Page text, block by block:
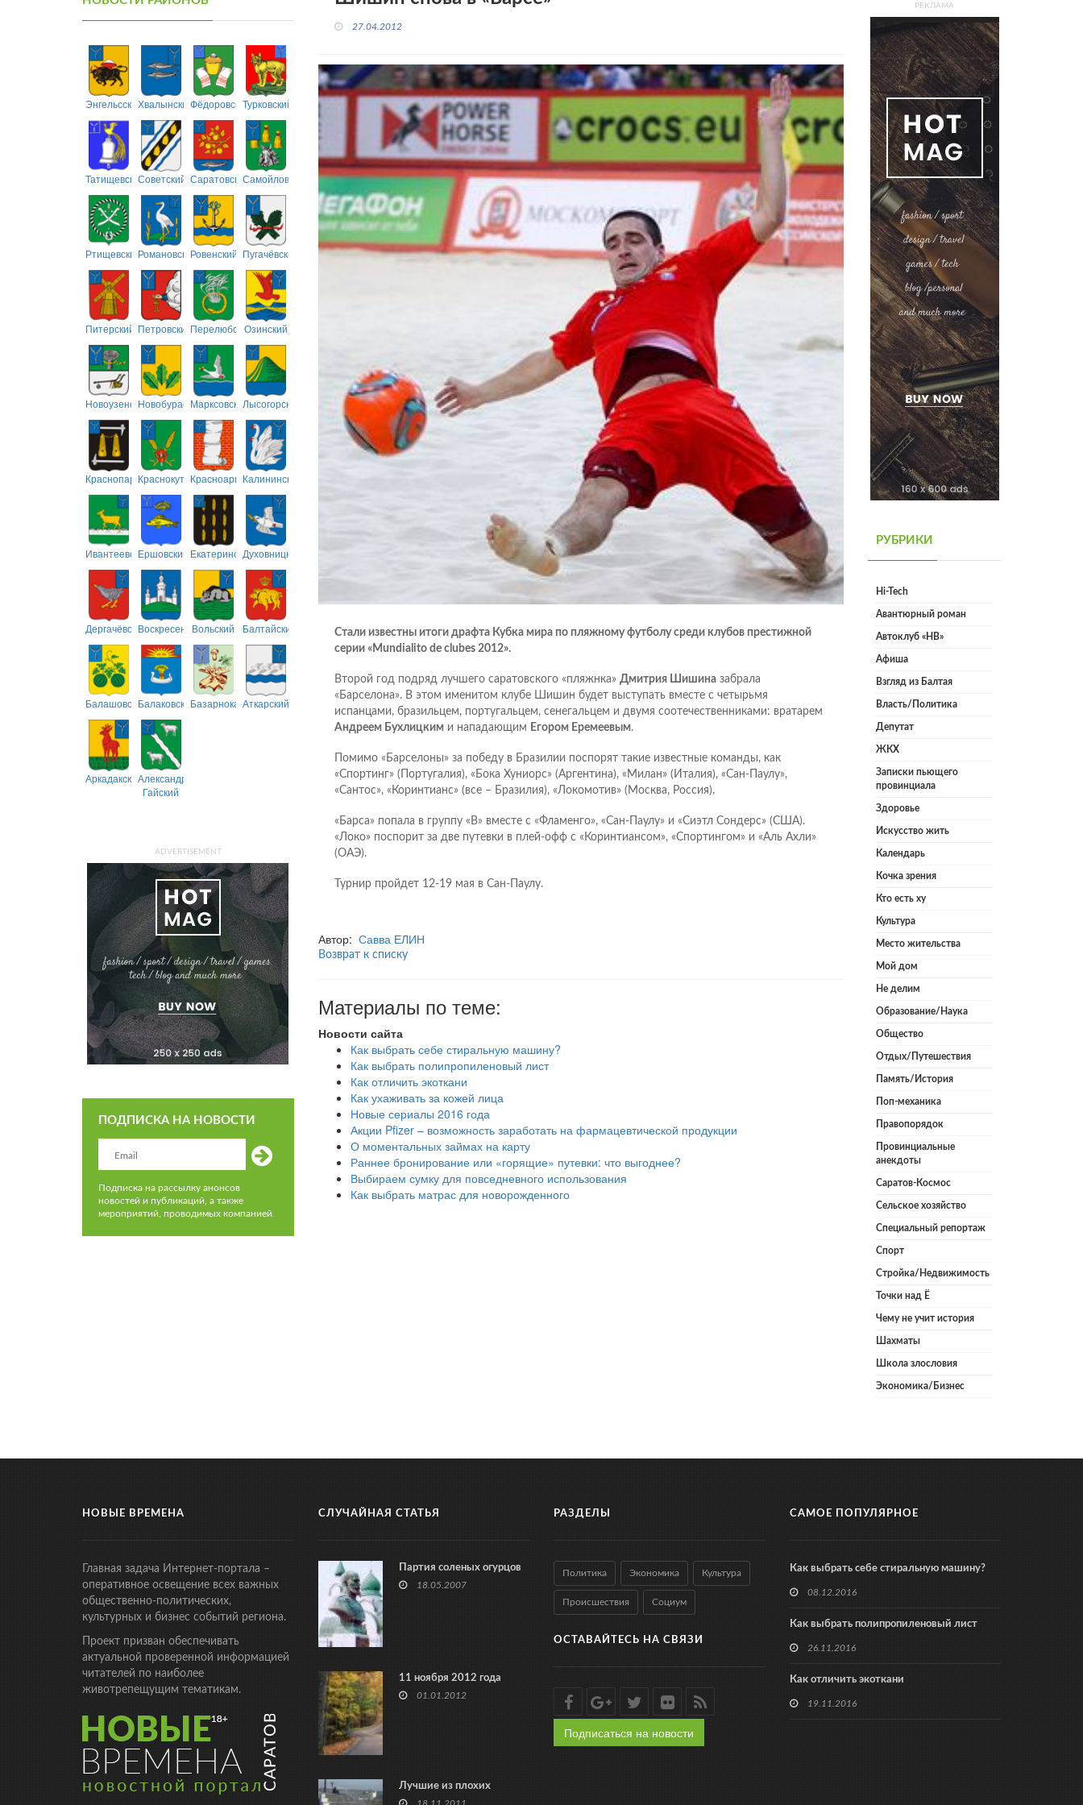
ЭнгельсскийХвалынскийФёдоровскийТурковский
ТатищевскийСоветский СаратовскийСамойловский
РтищевскийРомановскийРовенский Пугачёвский
Питерский ПетровскийПерелюбскийОзинский
НовоузенскийНовобурасскийМарксовскийЛысогорский
Краснопартизанский
КраснокутскийКрасноармейский
Калининский
ИвантеевскийЕршовский ЕкатериновскийДуховницкий
ДергачёвскийВоскресенскийВольский Балтайский
БалашовскийБалаковскийБазарнокарабулакский
Аткарский
АркадакскийАлександрово-
Гайский
ADVERTISEMENT
ПОДПИСКА НА НОВОСТИ
Подписка на рассылку анонсов
новостей и публикаций, а также
мероприятий, проводимых компанией.
27.04.2012
Стали известны итоги драфта Кубка мира по пляжному футболу среди клубов престижной
серии «Mundialito de clubes 2012».
Второй год подряд лучшего саратовского «пляжнка» Дмитрия Шишиназабрала
«Барселона». В этом именитом клубе Шишин будет выступать вместе с четырьмя
испанцами, бразильцем, португальцем, сенегальцем и двумя соотечественниками: вратарем
Андреем Бухлицкими нападающим Егором Еремеевым.
Помимо «Барселоны» за победу в Бразилии поспорят такие известные команды, как
«Спортинг» (Португалия), «Бока Хуниорс» (Аргентина), «Милан» (Италия), «Сан-Паулу»,
«Сантос», «Коринтианс» (все – Бразилия), «Локомотив» (Москва, Россия).
«Барса» попала в группу «В» вместе с «Фламенго», «Сан-Паулу» и «Сиэтл Сондерс» (США).
«Локо» поспорит за две путевки в плей-офф с «Коринтиансом», «Спортингом» и «Аль Ахли»
(ОАЭ).
Турнир пройдет 12-19 мая в Сан-Паулу.
Автор: Савва ЕЛИН
Возврат к списку
Материалы по теме:
Новости сайта
Как выбрать себе стиральную машину?
Как выбрать полипропиленовый лист
Как отличить экоткани
Как ухаживать за кожей лица
Новые сериалы 2016 года
Акции Pfizer – возможность заработать на фармацевтической продукции
О моментальных займах на карту
Раннее бронирование или «горящие» путевки: что выгоднее?
Выбираем сумку для повседневного использования
Как выбрать матрас для новорожденного
РЕКЛАМА
РУБРИКИ
Hi-Tech
Авантюрный роман
Автоклуб «НВ»
Афиша
Взгляд из Балтая
Власть/Политика
Депутат
ЖКХ
Записки пьющего
провинциала
Здоровье
Искусство жить
Календарь
Кочка зрения
Кто есть ху
Культура
Место жительства
Мой дом
Не делим
Образование/Наука
Общество
Отдых/Путешествия
Память/История
Поп-механика
Правопорядок
Провинциальные
анекдоты
Саратов-Космос
Сельское хозяйство
Специальный репортаж
Спорт
Стройка/Недвижимость
Точки над Ё
Чему не учит история
Шахматы
Школа злословия
Экономика/Бизнес
НОВЫЕ ВРЕМЕНА
Главная задача Интернет-портала –
оперативное освещение всех важных
общественно-политических,
культурных и бизнес событий региона.
Проект призван обеспечивать
актуальной проверенной информацией
читателей по наиболее
животрепещущим тематикам.
СЛУЧАЙНАЯ СТАТЬЯ
Партия соленых огурцов
18.05.2007
11 ноября 2012 года
01.01.2012
Лучшие из плохих
РАЗДЕЛЫ
Политика Экономика Культура
Происшествия Социум
ОСТАВАЙТЕСЬ НА СВЯЗИ
Подписаться на новости
САМОЕ ПОПУЛЯРНОЕ
Как выбрать себе стиральную машину?
08.12.2016
Как выбрать полипропиленовый лист
26.11.2016
Как отличить экоткани
19.11.2016